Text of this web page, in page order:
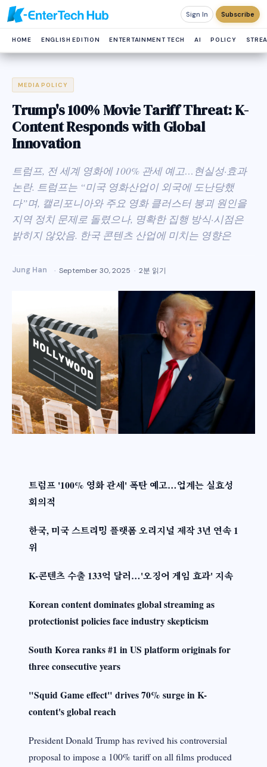
Sign In Subscribe
HOME ENGLISH EDITION ENTERTAINMENT TECH AI POLICY
MEDIA POLICY
Trump's 100% Movie Tariff Threat: K-
Content Responds with Global
Innovation
트럼프, 전 세계 영화에 100% 관세 예고…현실성·효과
논란. 트럼프는 “미국 영화산업이 외국에 도난당했
다”며, 캘리포니아와 주요 영화 클러스터 붕괴 원인을
지역 정치 문제로 돌렸으나, 명확한 집행 방식·시점은
밝히지 않았음. 한국 콘텐츠 산업에 미치는 영향은
Jung Han September 30, 2025 2분 읽기
트럼프 '100% 영화 관세' 폭탄 예고…업계는 실효성
회의적
한국, 미국 스트리밍 플랫폼 오리지널 제작 3년 연속 1
위
K-콘텐츠 수출 133억 달러…'오징어 게임 효과' 지속
Korean content dominates global streaming as
protectionist policies face industry skepticism
South Korea ranks #1 in US platform originals for
three consecutive years
"Squid Game effect" drives 70% surge in K-
content's global reach
President Donald Trump has revived his controversial
proposal to impose a 100% tariff on all films produced